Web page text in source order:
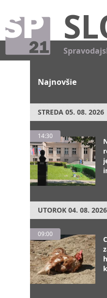
Najnovšie
STREDA 05. 08. 2026
14:30
UTOROK 04. 08. 2026
09:00